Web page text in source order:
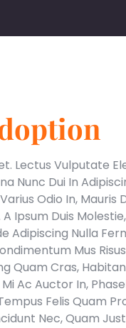
Lectus Vulputate
Nunc Dui In
Odio In,
Ipsum Duis
Adipiscing Nulla
Mus
Cras,
Ac Auctor In,
Felis Quam
Nec, Quam